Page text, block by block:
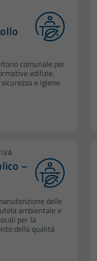
comunale per
edilizie,
e igiene
–
delle
ambientale e
per la
della qualità